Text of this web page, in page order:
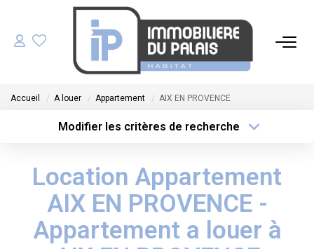
ACHETER
ESTIMER
NOS AGENCES
Accueil A louer Appartement AIX EN PROVENCE
Modifier les critères de recherche
Sélectionnez...
Type de bien
Surface min
Budget max Plus de critères
Location Appartement
AIX EN PROVENCE -
Appartement a louer à